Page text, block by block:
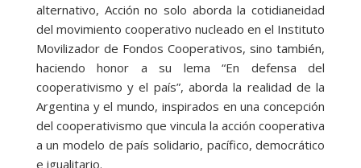
alternativo, Acción no solo aborda la cotidianeidad
del movimiento cooperativo nucleado en el Instituto
Movilizador de Fondos Cooperativos, sino también,
haciendo honor a su lema “En defensa del
cooperativismo y el país”, aborda la realidad de la
Argentina y el mundo, inspirados en una concepción
del cooperativismo que vincula la acción cooperativa
a un modelo de país solidario, pacífico, democrático
e igualitario.